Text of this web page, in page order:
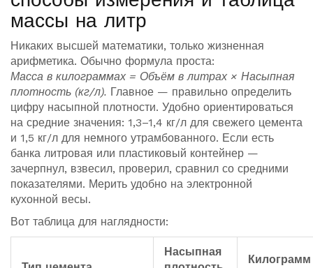
массы на литр
Никаких высшей математики, только жизненная
арифметика. Обычно формула проста:
Масса в килограммах = Объём в литрах × Насыпная
плотность (кг/л). Главное — правильно определить
цифру насыпной плотности. Удобно ориентироваться
на средние значения: 1,3–1,4 кг/л для свежего цемента
и 1,5 кг/л для немного утрамбованного. Если есть
банка литровая или пластиковый контейнер —
зачерпнул, взвесил, проверил, сравнил со средними
показателями. Мерить удобно на электронной
кухонной весы.
Вот таблица для наглядности:
Насыпная
Килограмм